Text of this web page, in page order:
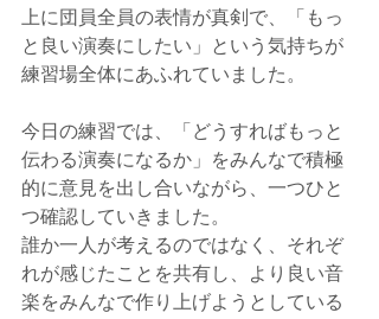
上に団員全員の表情が真剣で、「もっ
と良い演奏にしたい」という気持ちが
練習場全体にあふれていました。
今日の練習では、「どうすればもっと
伝わる演奏になるか」をみんなで積極
的に意見を出し合いながら、一つひと
つ確認していきました。
誰か一人が考えるのではなく、それぞ
れが感じたことを共有し、より良い音
楽をみんなで作り上げようとしている